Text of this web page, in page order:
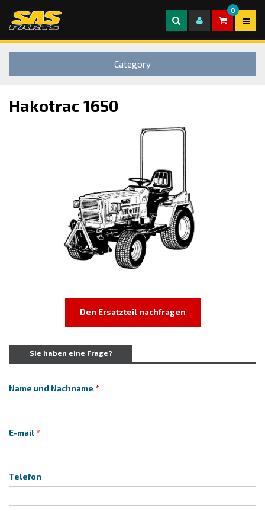
0
Category
Hakotrac 1650
Den Ersatzteil nachfragen
Sie haben eine Frage?
Name und Nachname
E-mail
Telefon